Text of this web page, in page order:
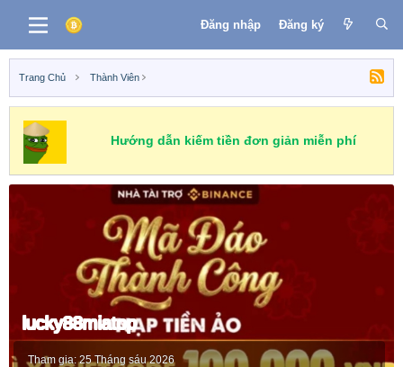
Đăng nhập Đăng ký
Trang Chủ Thành Viên
Hướng dẫn kiếm tiền đơn giản miễn phí
lucky88miatop
Tham gia 25 Tháng sáu 2026